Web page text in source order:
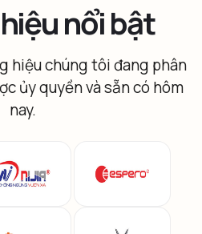
nổi bật
hiệu chúng tôi đang phân
ủy quyền và sẵn có hôm
nay.